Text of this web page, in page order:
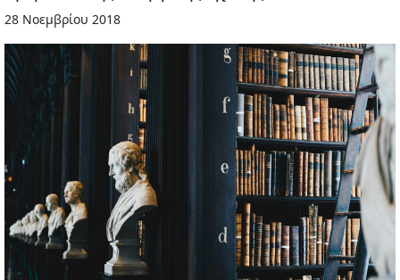
28 Νοεμβρίου 2018